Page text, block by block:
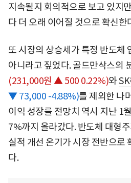
지속될지 회의적으로 보고 있지
다 더 오래 이어질 것으로 확신
또 시장의 상승세가 특정 반도체
아니라고 짚었다. 골드만삭스의
(231,000원 ▲ 500 0.22%)와
▼ 73,000 -4.88%)를 제외한 나
이익 성장률 전망치 역시 지난 1
7%까지 올라갔다. 반도체 대형
실적 개선 온기가 시장 전반으로
다.